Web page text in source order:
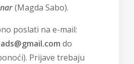
(Magda Sabo).
poslati na e-mail:
do
Prijave trebaju